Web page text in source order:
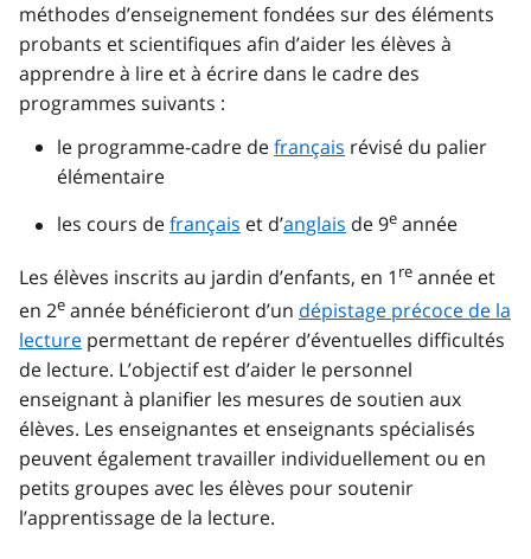
méthodes d’enseignement fondées sur des éléments
probants et scientifiques afin d’aider les élèves à
apprendre à lire et à écrire dans le cadre des
programmes suivants :
le programme-cadre defrançais révisé du palier
élémentaire
les cours defrançais et d’anglais de 9e année
Les élèves inscrits au jardin d’enfants, en 1 re année et
en 2e année bénéficieront d’un dépistage précoce de la
lecture permettant de repérer d’éventuelles difficultés
de lecture. L’objectif est d’aider le personnel
enseignant à planifier les mesures de soutien aux
élèves. Les enseignantes et enseignants spécialisés
peuvent également travailler individuellement ou en
petits groupes avec les élèves pour soutenir
l’apprentissage de la lecture.